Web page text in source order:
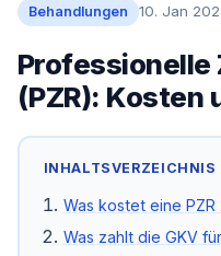
Behandlungen 10. Jan
Professionelle
(PZR): Kosten
INHALTSVERZEICHNIS
Was kostet eine PZR
Was zahlt die GKV